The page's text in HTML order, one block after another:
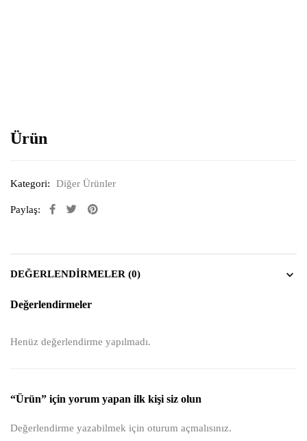
Ürün
Kategori: Diğer Ürünler
Paylaş:
DEĞERLENDIRMELER (0)
Değerlendirmeler
Henüz değerlendirme yapılmadı.
“Ürün” için yorum yapan ilk kişi siz olun
Değerlendirme yazabilmek için oturum açmalısınız.